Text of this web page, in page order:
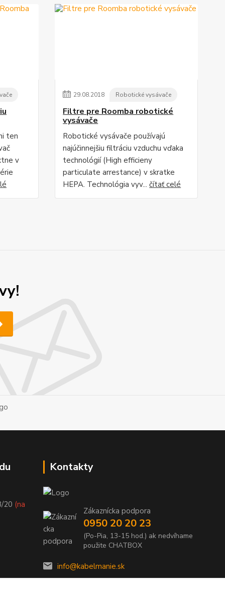
ten
v
29.08.2018 Robotické vysávače
Filtre pre Roomba robotické
vysávače
Robotické vysávače používajú
najúčinnejšiu filtráciu vzduchu vďaka
technológií (High efficieny
particulate arrestance) v skratke
HEPA. Technológia vyv...čítať celé
20 (na
Kontakty
Zákaznícka podpora
0950 20 20 23
(Po-Pia, 13-15 hod.) ak nedvíhame
použite CHATBOX
info@kabelmanie.sk